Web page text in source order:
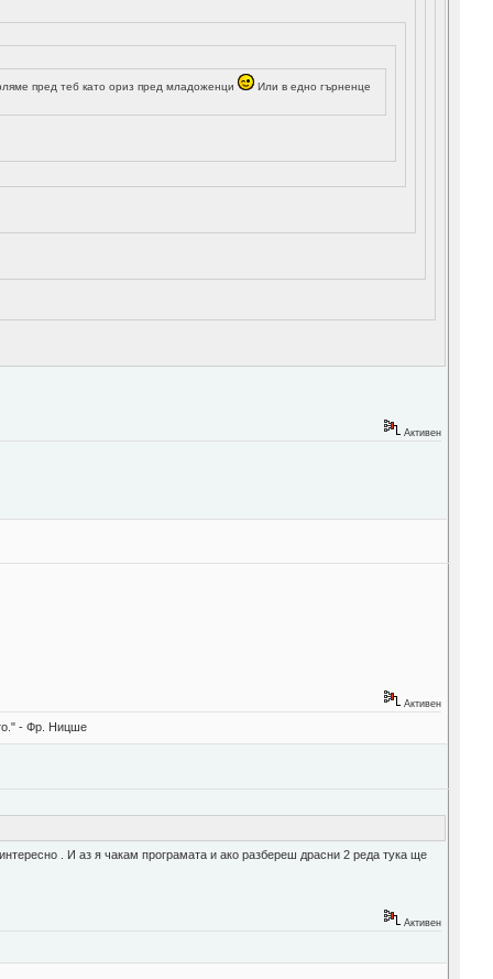
пред теб като ориз пред младоженци
Или в едно гърненце
Активен
Активен
- Фр. Ницше
. И аз я чакам програмата и ако разбереш драсни 2 реда тука ще
Активен